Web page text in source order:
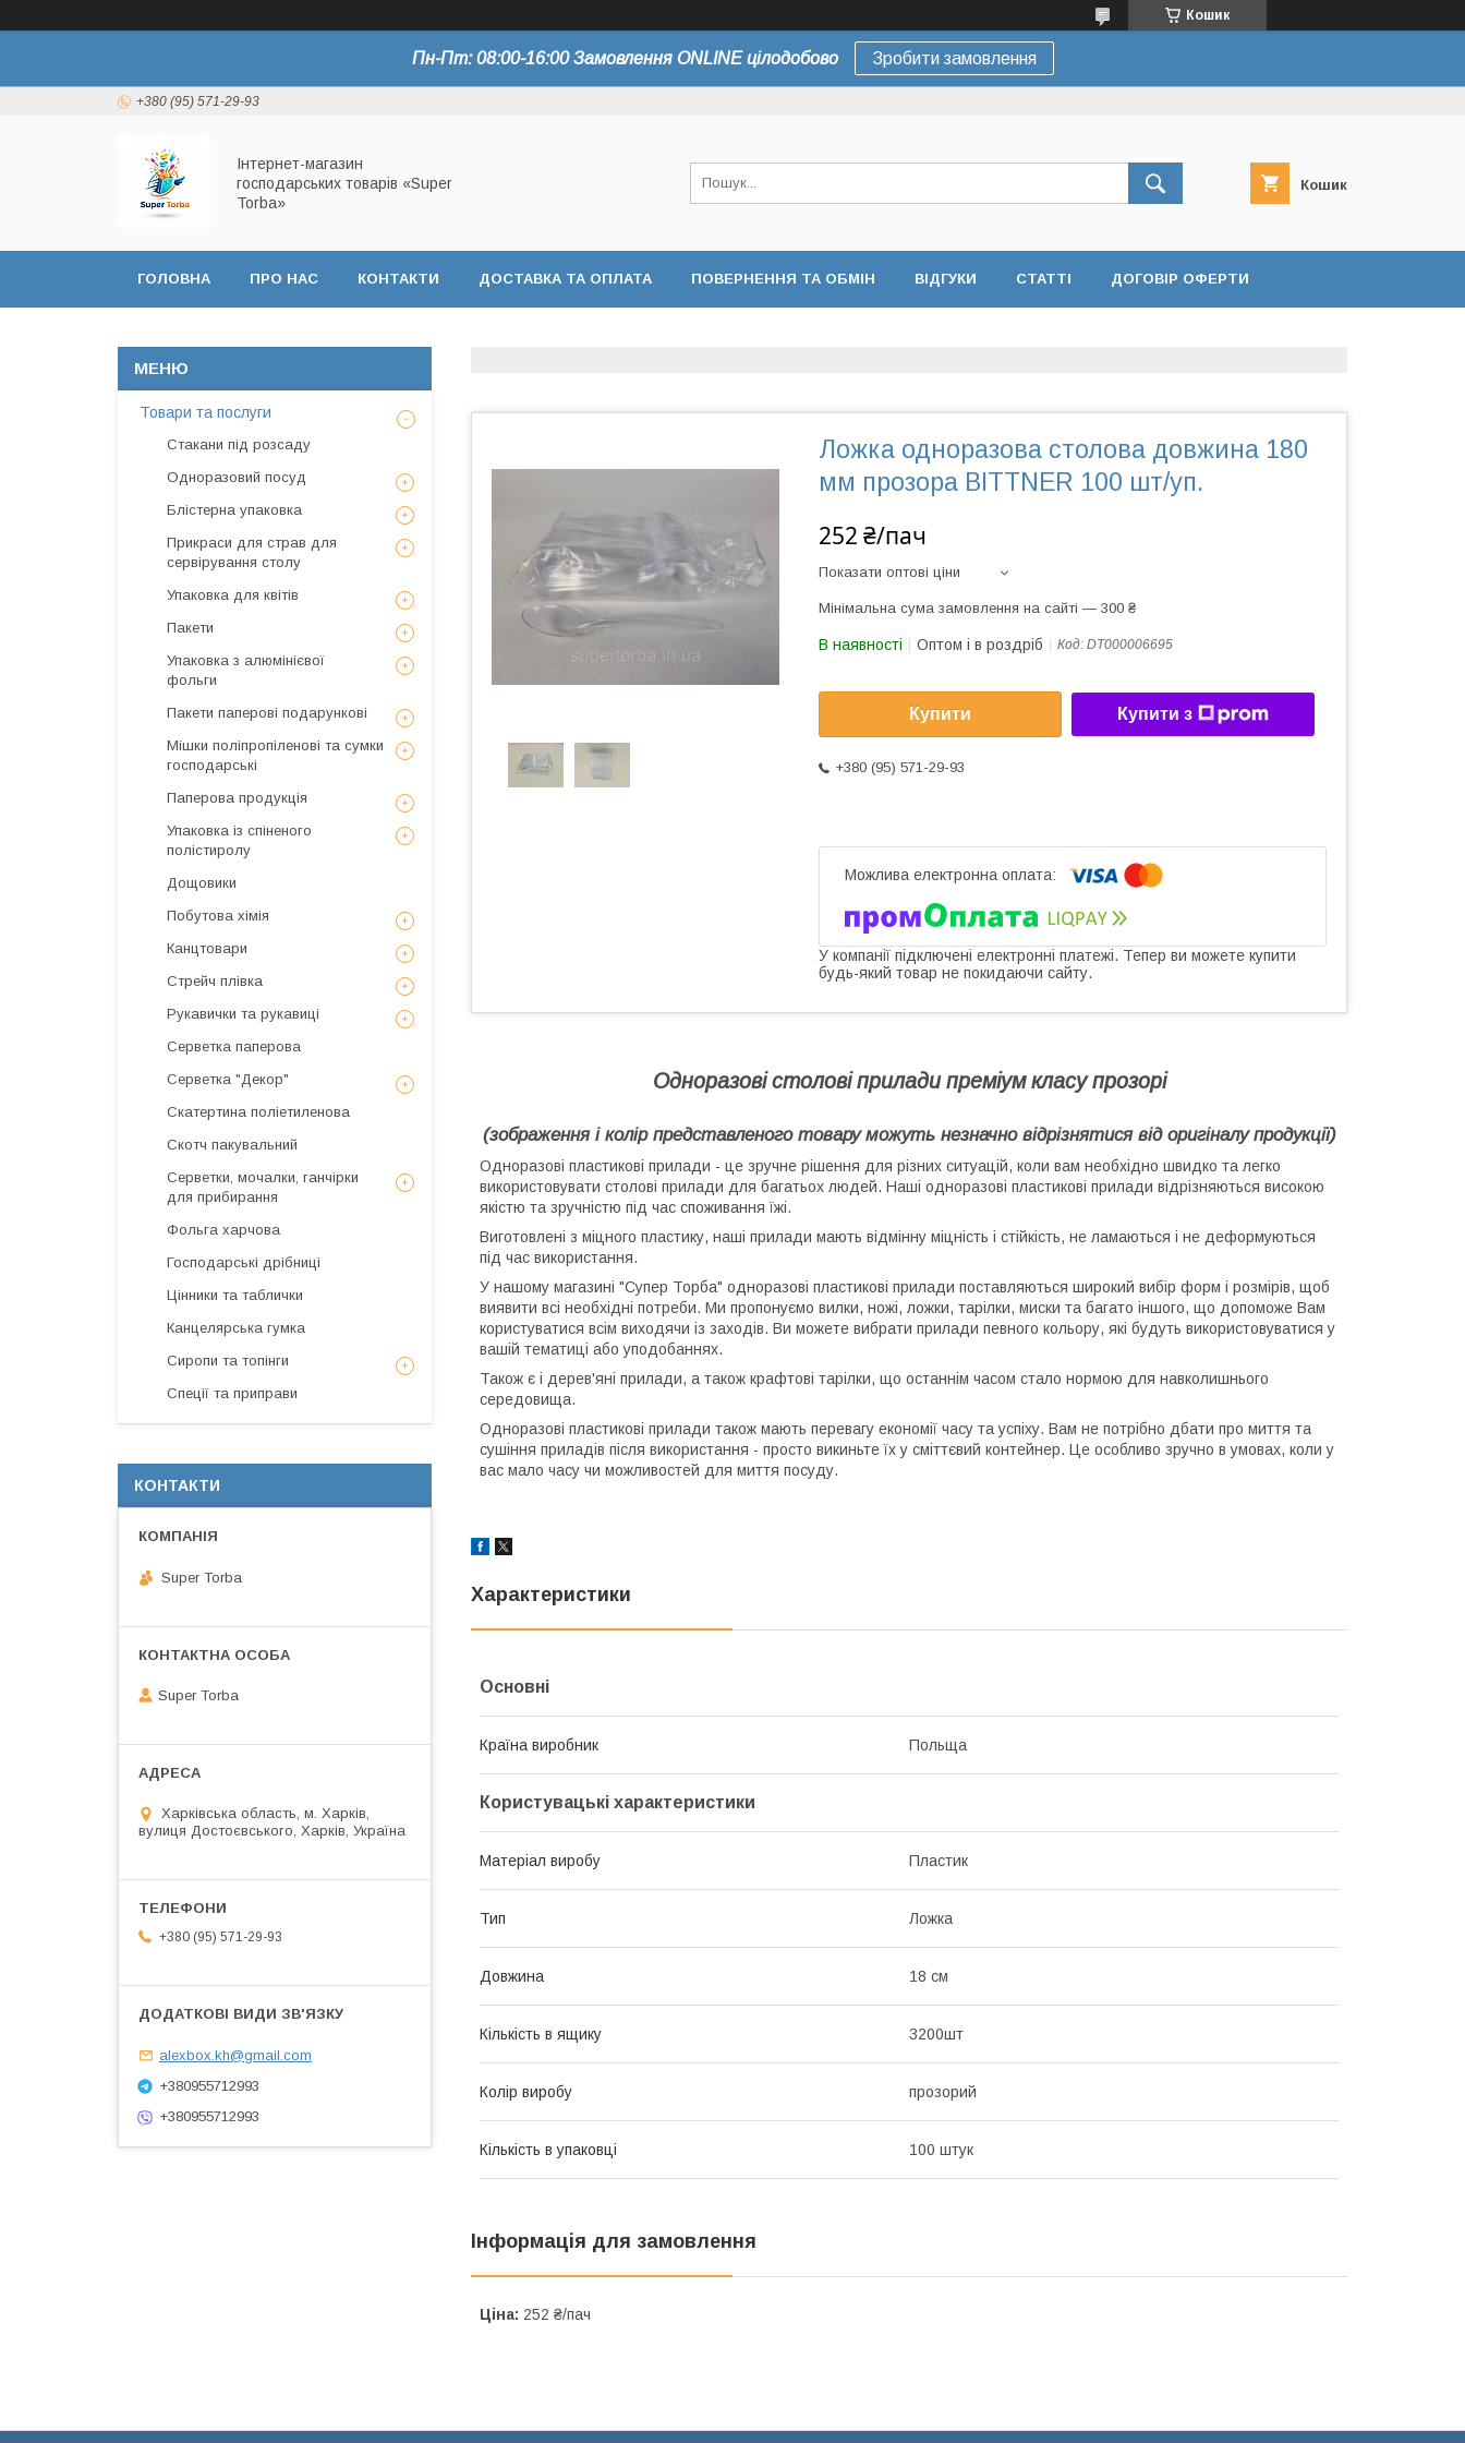
Кошик
Пн-Пт: 08:00-16:00 Замовлення ONLINE цілодобово Зробити замовлення
+380 (95) 571-29-93
Інтернет-магазин
господарських товарів «Super
Torba»
Кошик
ГОЛОВНА ПРО НАС КОНТАКТИ ДОСТАВКА ТА ОПЛАТА ПОВЕРНЕННЯ ТА ОБМІН ВІДГУКИ СТАТТІ ДОГОВІР ОФЕРТИ
Ложка одноразова столова довжина 180
мм прозора BITTNER 100 шт/уп.
252 ₴/пач
Показати оптові ціни
Мінімальна сума замовлення на сайті — 300 ₴
В наявності Оптом і в роздріб Код: DT000006695
Купити Купити з
+380 (95) 571-29-93
У компанії підключені електронні платежі. Тепер ви можете купити
будь-який товар не покидаючи сайту.
Одноразові столові прилади преміум класу прозорі
(зображення і колір представленого товару можуть незначно відрізнятися від оригіналу продукції)
Одноразові пластикові прилади - це зручне рішення для різних ситуацій, коли вам необхідно швидко та легко
використовувати столові прилади для багатьох людей. Наші одноразові пластикові прилади відрізняються високою
якістю та зручністю під час споживання їжі.
Виготовлені з міцного пластику, наші прилади мають відмінну міцність і стійкість, не ламаються і не деформуються
під час використання.
У нашому магазині "Супер Торба" одноразові пластикові прилади поставляються широкий вибір форм і розмірів, щоб
виявити всі необхідні потреби. Ми пропонуємо вилки, ножі, ложки, тарілки, миски та багато іншого, що допоможе Вам
користуватися всім виходячи із заходів. Ви можете вибрати прилади певного кольору, які будуть використовуватися у
вашій тематиці або уподобаннях.
Також є і дерев'яні прилади, а також крафтові тарілки, що останнім часом стало нормою для навколишнього
середовища.
Одноразові пластикові прилади також мають перевагу економії часу та успіху. Вам не потрібно дбати про миття та
сушіння приладів після використання - просто викиньте їх у сміттєвий контейнер. Це особливо зручно в умовах, коли у
вас мало часу чи можливостей для миття посуду.
Характеристики
Основні
Країна виробник Польща
Користувацькі характеристики
Матеріал виробу Пластик
Тип Ложка
Довжина 18 см
Кількість в ящику 3200шт
Колір виробу прозорий
Кількість в упаковці 100 штук
Інформація для замовлення
Ціна: 252 ₴/пач
Товари та послуги
Стакани під розсаду
Одноразовий посуд
Блістерна упаковка
Прикраси для страв для
сервірування столу
Упаковка для квітів
Пакети
Упаковка з алюмінієвої
фольги
Пакети паперові подарункові
Мішки поліпропіленові та сумки
господарські
Паперова продукція
Упаковка із спіненого
полістиролу
Дощовики
Побутова хімія
Канцтовари
Стрейч плівка
Рукавички та рукавиці
Серветка паперова
Серветка "Декор"
Скатертина поліетиленова
Скотч пакувальний
Серветки, мочалки, ганчірки
для прибирання
Фольга харчова
Господарські дрібниці
Цінники та таблички
Канцелярська гумка
Сиропи та топінги
Спеції та приправи
КОНТАКТИ
Super Torba
Super Torba
Харківська область, м. Харків,
вулиця Достоєвського, Харків, Україна
+380 (95) 571-29-93
alexbox.kh@gmail.com
+380955712993
+380955712993